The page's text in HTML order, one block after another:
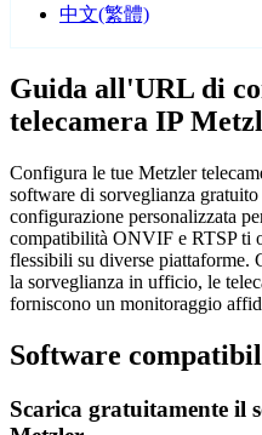
中文(繁體)
Guida all'URL di
telecamera IP
Configura le tue Metzler
software di sorveglianza
configurazione personalizzata
compatibilità ONVIF e RTSP ti
flessibili su diverse piattaforme.
la sorveglianza in ufficio, le
forniscono un monitoraggio
Software
Scarica gratuitamente il